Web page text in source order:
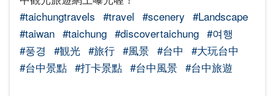
#taichungtravels #travel #scenery #Landscape
#taiwan #taichung #discovertaichung #여행
#풍경 #観光 #旅行 #風景 #台中 #大玩台中
#台中景點 #打卡景點 #台中風景 #台中旅遊